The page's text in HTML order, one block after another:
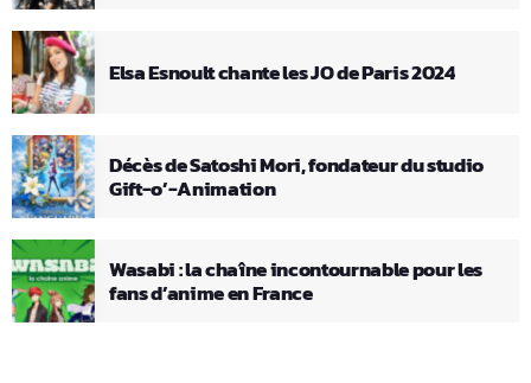
Elsa Esnoult chante les JO de Paris 2024
Décès de Satoshi Mori, fondateur du studio
Gift-o’-Animation
Wasabi : la chaîne incontournable pour les
fans d’anime en France